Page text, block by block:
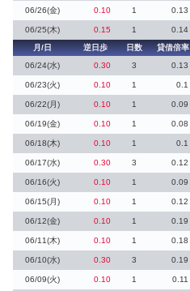
06/26(金) 0.10 1 0.13
06/25(木) 0.15 1 0.14
月/日
逆日歩 日数 貸借倍率
06/24(水)
0.30 3 0.13
06/23(火) 0.10 1 0.1
06/22(月) 0.10 1 0.09
06/19(金) 0.10 1 0.08
06/18(木) 0.10 1 0.1
06/17(水) 0.30 3 0.12
06/16(火) 0.10 1 0.09
06/15(月) 0.10 1 0.12
06/12(金) 0.10 1 0.19
06/11(木) 0.10 1 0.18
06/10(水) 0.30 3 0.19
06/09(火) 0.10 1 0.11